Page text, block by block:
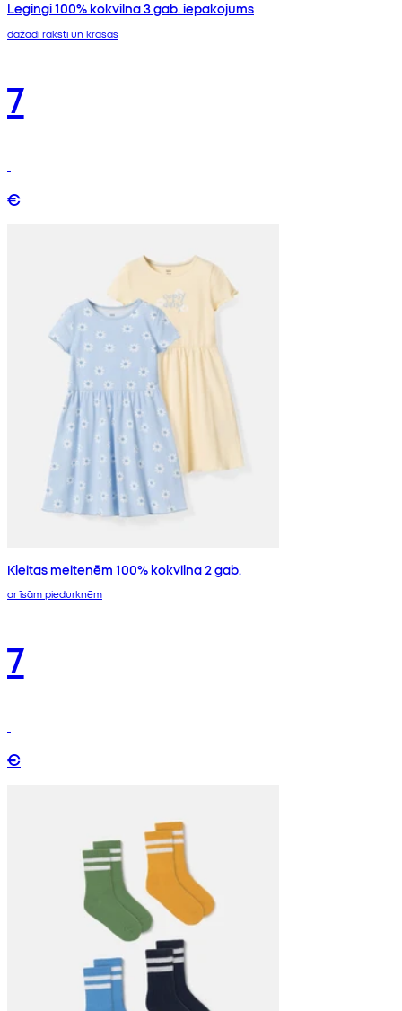
Legingi 100% kokvilna 3 gab. iepakojums
dažādi raksti un krāsas
7
€
Kleitas meitenēm 100% kokvilna 2 gab.
ar īsām piedurknēm
7
€